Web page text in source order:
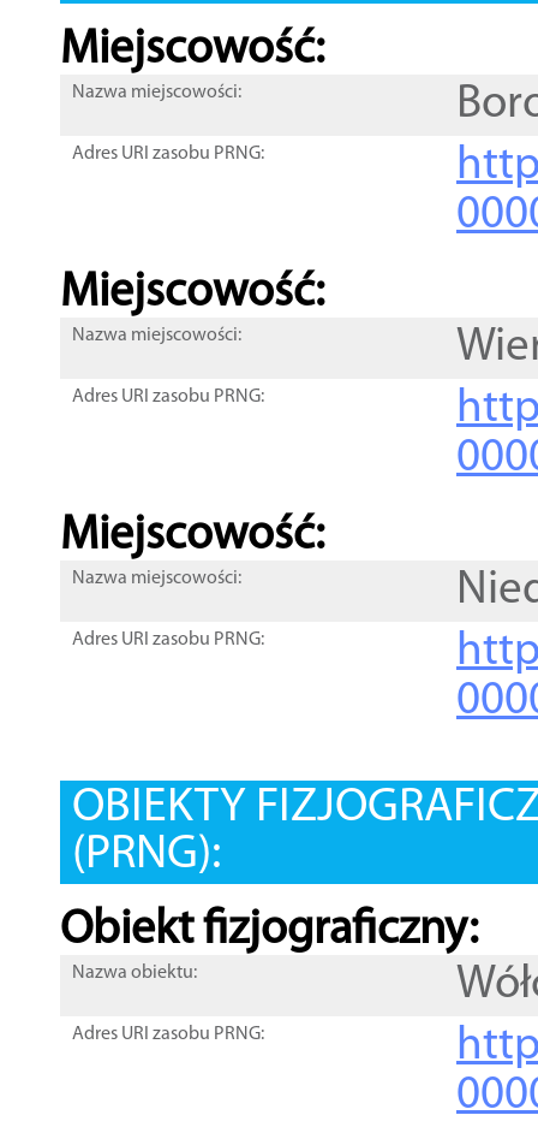
Miejscowość:
Nazwa miejscowości:
Adres URI zasobu PRNG:
Miejscowość:
Nazwa miejscowości:
Adres URI zasobu PRNG:
Miejscowość:
Nazwa miejscowości:
Adres URI zasobu PRNG:
OBIEKTY
(PRNG):
Obiekt fizjograficzny:
Nazwa obiektu:
Adres URI zasobu PRNG: